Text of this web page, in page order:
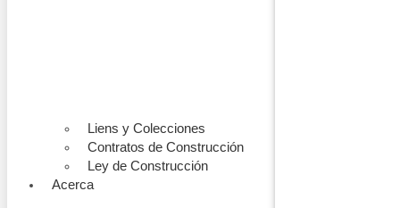
Liens y Colecciones
Contratos de Construcción
Ley de Construcción
Acerca